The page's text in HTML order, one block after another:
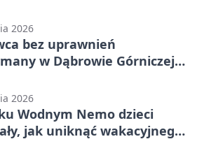
2026
bez uprawnień
w Dąbrowie Górniczej.
2026
Wodnym Nemo dzieci
jak uniknąć wakacyjnego